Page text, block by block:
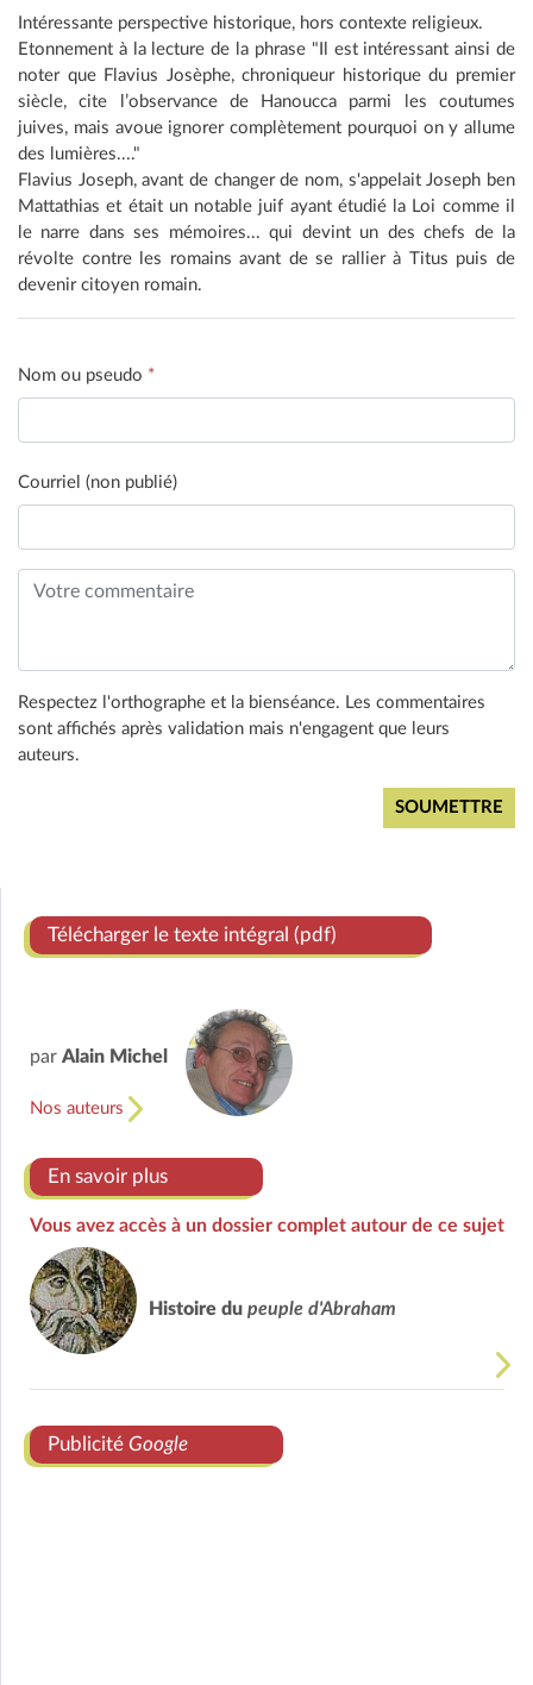
Intéressante perspective historique, hors contexte religieux.
Etonnement à la lecture de la phrase "Il est intéressant ainsi de
noter que Flavius Josèphe, chroniqueur historique du premier
siècle, cite l’observance de Hanoucca parmi les coutumes
juives, mais avoue ignorer complètement pourquoi on y allume
des lumières...."
Flavius Joseph, avant de changer de nom, s'appelait Joseph ben
Mattathias et était un notable juif ayant étudié la Loi comme il
le narre dans ses mémoires... qui devint un des chefs de la
révolte contre les romains avant de se rallier à Titus puis de
devenir citoyen romain.
Nom ou pseudo *
Courriel (non publié)
Respectez l'orthographe et la bienséance. Les commentaires
sont affichés après validation mais n'engagent que leurs
auteurs.
Télécharger le texte intégral (pdf)
par Alain Michel
Nos auteurs
En savoir plus
Vous avez accès à un dossier complet autour de ce sujet
Histoire du peuple d'Abraham
Publicité Google